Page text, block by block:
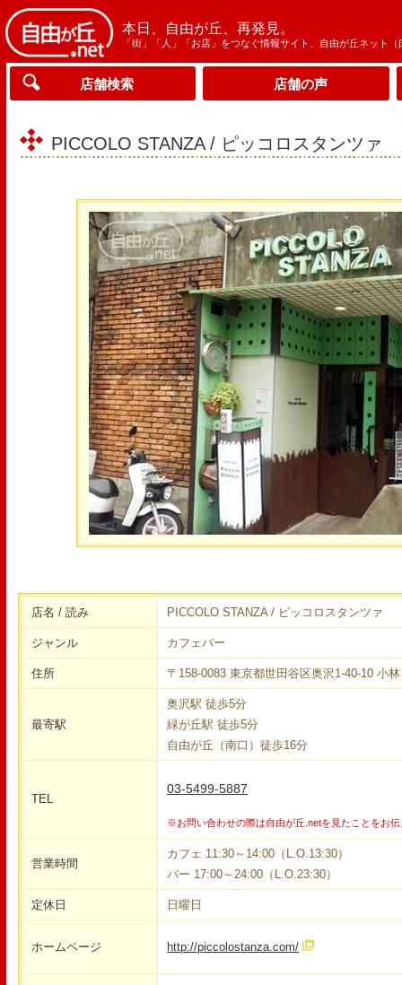
本日、自由が丘、再発見。
「街」「人」「お店」をつなぐ情報サイト、自由が丘ネット（
店舗検索 店舗の声
PICCOLO STANZA / ピッコロスタンツァ
店名 / 読み PICCOLO STANZA / ピッコロスタンツァ
ジャンル カフェバー
住所 〒158-0083 東京都世田谷区奥沢1-40-10 小
最寄駅
奥沢駅 徒歩5分
緑が丘駅 徒歩5分
自由が丘（南口）徒歩16分
TEL
03-5499-5887
※お問い合わせの際は自由が丘.netを見たことをお
営業時間
カフェ 11:30～14:00（L.O.13:30）
バー 17:00～24:00（L.O.23:30）
定休日 日曜日
ホームページ http://piccolostanza.com/